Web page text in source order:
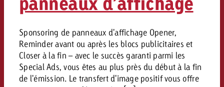
Sponsoring de panneaux d'affichage Opener,
Reminder avant ou après les blocs publicitaires et
Closer à la fin – avec le succès garanti parmi les
Special Ads, vous êtes au plus près du début à la fin
de l'émission. Le transfert d'image positif vous offre